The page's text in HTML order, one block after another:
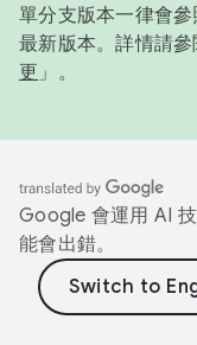
單分支版本一律會
最新版本。詳情請參
更 」。
Google 會運用 AI
能會出錯。